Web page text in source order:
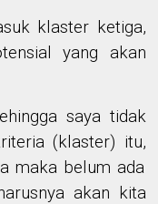
klaster ketiga,
yang akan
saya tidak
(klaster) itu,
maka belum ada
akan kita